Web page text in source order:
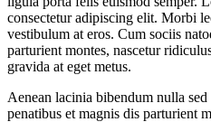
consectetur adipiscing elit. Morbi
vestibulum at eros. Cum sociis
parturient montes, nascetur
gravida at eget metus.
Aenean lacinia bibendum nulla
penatibus et magnis dis parturient